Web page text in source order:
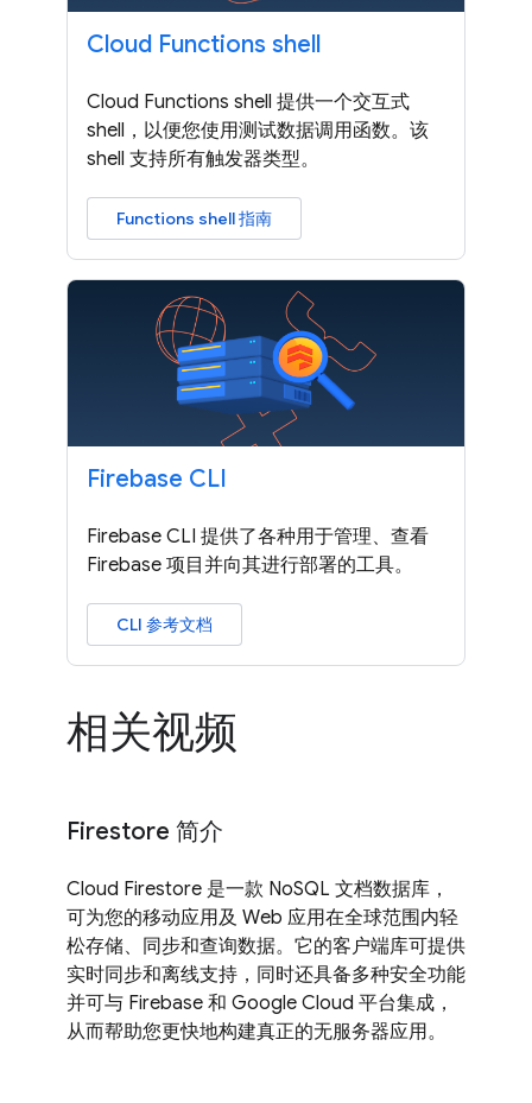
Cloud Functions shell
Cloud Functions shell 提供一个交互式
shell，以便您使用测试数据调用函数。该
shell 支持所有触发器类型。
Functions shell 指南
Firebase CLI
Firebase CLI 提供了各种用于管理、查看
Firebase 项目并向其进行部署的工具。
CLI 参考文档
相关视频
Firestore 简介
Cloud Firestore 是一款 NoSQL 文档数据库，
可为您的移动应用及 Web 应用在全球范围内轻
松存储、同步和查询数据。它的客户端库可提供
实时同步和离线支持，同时还具备多种安全功能
并可与 Firebase 和 Google Cloud 平台集成，
从而帮助您更快地构建真正的无服务器应用。